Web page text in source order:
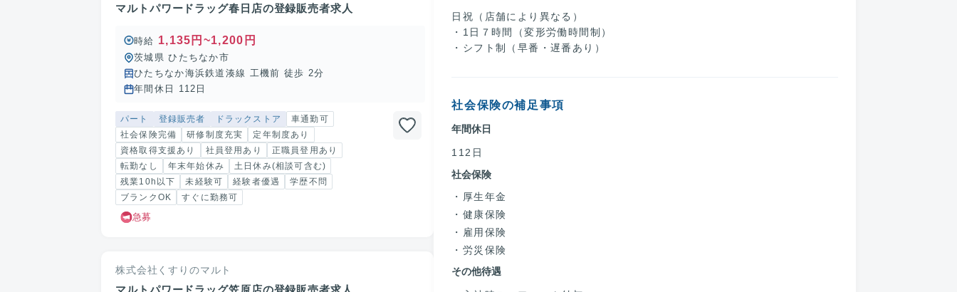
マルトパワードラッグ春日店の登録販売者求人
時給 1,135円~1,200円
茨城県 ひたちなか市
ひたちなか海浜鉄道湊線 工機前 徒歩 2分
年間休日 112日
パート 登録販売者 ドラックストア
車通勤可
社会保険完備
研修制度充実
定年制度あり
資格取得支援あり
社員登用あり
正職員登用あり
転勤なし
年末年始休み
土日休み(相談可含む)
残業10h以下
未経験可 経験者優遇
学歴不問
ブランクOK
すぐに勤務可
急募
株式会社くすりのマルト
マルトパワードラッグ笠原店の登録販売者求人
日祝（店舗により異なる）
・1日７時間（変形労働時間制）
・シフト制（早番・遅番あり）
社会保険の補足事項
年間休日
112日
社会保険
厚生年金
健康保険
雇用保険
労災保険
その他待遇